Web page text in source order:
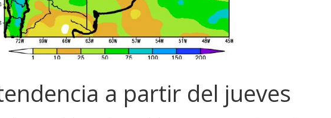
a partir del jueves